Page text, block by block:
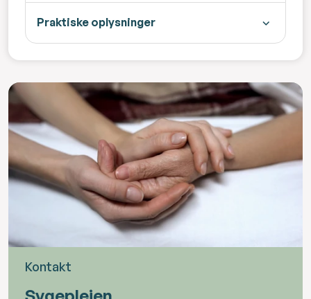
Praktiske oplysninger
Kontakt